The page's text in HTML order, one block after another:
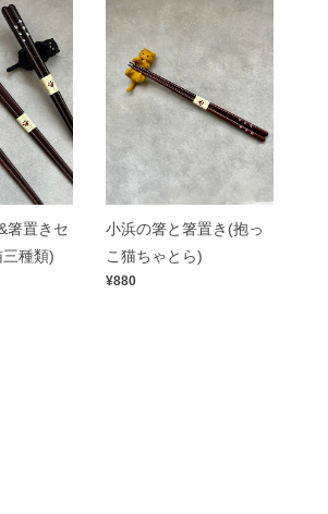
箸置きセ
種類)
小浜の箸と箸置き(抱っ
こ猫ちゃとら)
¥880